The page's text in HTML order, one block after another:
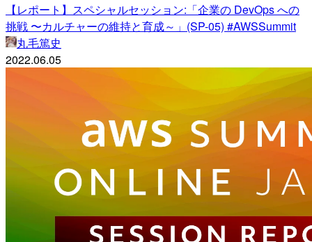
【レポート】スペシャルセッション:「企業の DevOps への
挑戦 〜カルチャーの維持と育成～」(SP-05) #AWSSummit
丸毛篤史
2022.06.05